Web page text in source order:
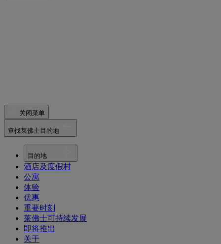
关闭菜单
查找莱佛士目的地
目的地
酒店及度假村
公寓
体验
优惠
重要时刻
莱佛士可持续发展
即将推出
关于